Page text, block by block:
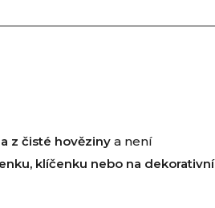
z čisté hověziny a není
klíčenku nebo na dekorativní